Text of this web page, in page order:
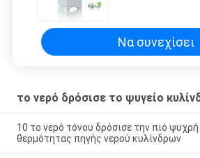
Να συνεχίσει
το νερό δρόσισε το ψυγείο
10 το νερό τόνου δρόσισε την πιό ψυχρή
θερμότητας πηγής νερού κυλίνδρων